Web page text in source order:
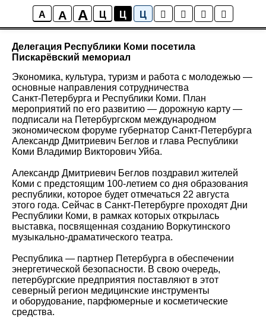
A A A Ц Ц Ц
Новости
Делегация Республики Коми посетила
Пискарёвский мемориал
Экономика, культура, туризм и работа с молодежью —
основные направления сотрудничества
Санкт‑Петербурга и Республики Коми. План
мероприятий по его развитию — дорожную карту —
подписали на Петербургском международном
экономическом форуме губернатор Санкт‑Петербурга
Александр Дмитриевич Беглов и глава Республики
Коми Владимир Викторович Уйба.
Александр Дмитриевич Беглов поздравил жителей
Коми с предстоящим 100-летием со дня образования
республики, которое будет отмечаться 22 августа
этого года. Сейчас в Санкт‑Петербурге проходят Дни
Республики Коми, в рамках которых открылась
выставка, посвященная созданию Воркутинского
музыкально-драматического театра.
Республика — партнер Петербурга в обеспечении
энергетической безопасности. В свою очередь,
петербургские предприятия поставляют в этот
северный регион медицинские инструменты
и оборудование, парфюмерные и косметические
средства.